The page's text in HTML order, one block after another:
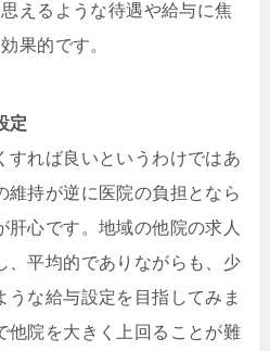
えるような待遇や給与に焦
果的です。
定
すれば良いというわけではあ
維持が逆に医院の負担となら
肝心です。地域の他院の求人
、平均的でありながらも、少
うな給与設定を目指してみま
他院を大きく上回ることが難